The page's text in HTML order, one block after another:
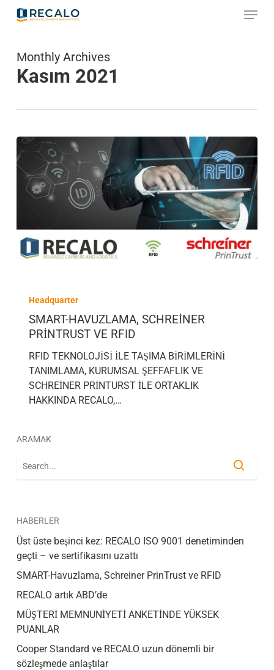
Skip
content
Menu
Monthly Archives
Kasım 2021
Headquarter
SMART-HAVUZLAMA, SCHREINER
PRINTRUST VE RFID
RFID TEKNOLOJİSİ İLE TAŞIMA BİRİMLERİNİ
TANIMLAMA, KURUMSAL ŞEFFAFLIK VE
SCHREİNER PRİNTURST İLE ORTAKLIK
HAKKINDA RECALO,…
ARAMAK
HABERLER
Üst üste beşinci kez: RECALO ISO 9001 denetiminden
geçti – ve sertifikasını uzattı
SMART-Havuzlama, Schreiner PrinTrust ve RFID
RECALO artık ABD’de
MÜŞTERİ MEMNUNİYETİ ANKETİNDE YÜKSEK
PUANLAR
Cooper Standard ve RECALO uzun dönemli bir
sözleşmede anlaştılar